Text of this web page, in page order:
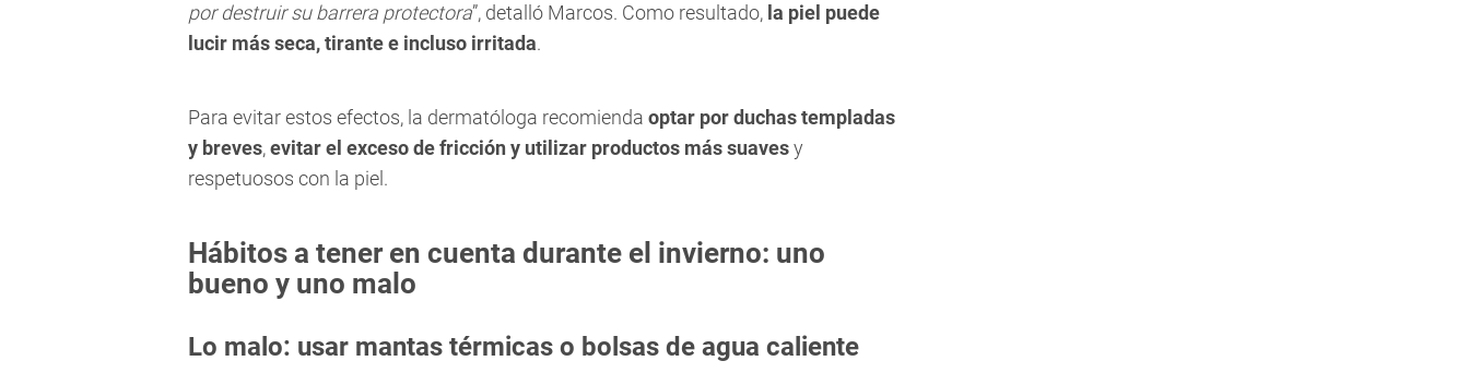
por destruir su barrera protectora”, detalló Marcos. Como resultado, la piel puede
lucir más seca, tirante e incluso irritada.
Para evitar estos efectos, la dermatóloga recomienda optar por duchas templadas
y breves,evitar el exceso de fricción y utilizar productos más suavesy
respetuosos con la piel.
Hábitos a tener en cuenta durante el invierno: uno
bueno y uno malo
Lo malo: usar mantas térmicas o bolsas de agua caliente